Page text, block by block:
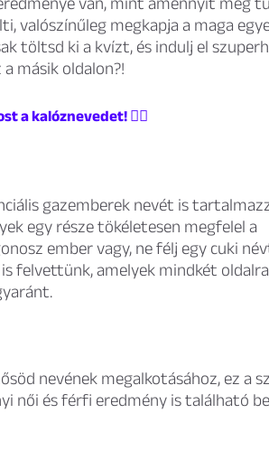
valószínűleg megkapja a maga
töltsd ki a kvízt, és indulj el
másik oldalon?!
a kalóznevedet! 🏴‍☠️
gazemberek nevét is
egy része tökéletesen megfelel a
ember vagy, ne félj egy cuki
felvettünk, amelyek mindkét oldalra
nevének megalkotásához, ez a
női és férfi eredmény is található